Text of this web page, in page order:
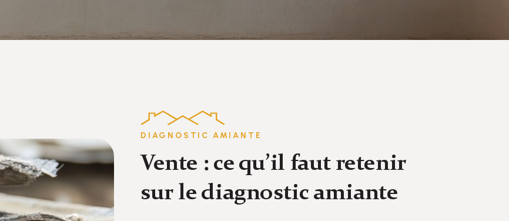
DIAGNOSTIC AMIANTE
Vente : ce qu’il faut retenir
sur le diagnostic amiante